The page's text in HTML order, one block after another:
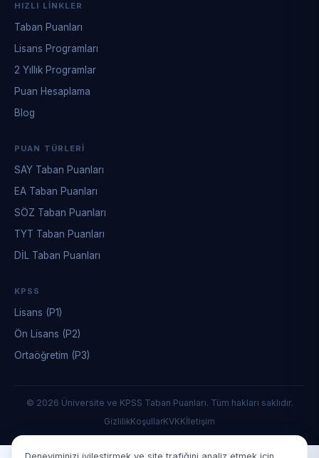
HIZLI LINKLER
Taban Puanları
Lisans Programları
2 Yıllık Programlar
Puan Hesaplama
Blog
PUAN TÜRLERI
SAY Taban Puanları
EA Taban Puanları
SÖZ Taban Puanları
TYT Taban Puanları
DİL Taban Puanları
KPSS
Lisans (P1)
Ön Lisans (P2)
Ortaöğretim (P3)
© 2026 Üniversite ve KPSS Taban Puanları. Tüm hakları saklıdır.
GizlilikKoşullarKVKKİletişim